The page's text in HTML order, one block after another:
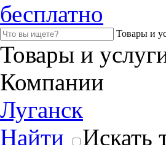
бесплатно
Товары и
Товары и
Компании
Луганск
Найти
Искать